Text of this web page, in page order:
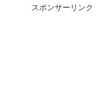
スポンサーリンク